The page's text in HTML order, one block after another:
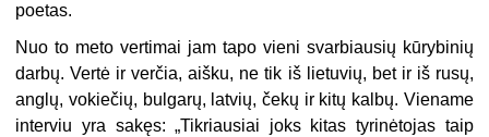
poetas.
Nuo to meto vertimai jam tapo vieni svarbiausių kūrybinių
darbų. Vertė ir verčia, aišku, ne tik iš lietuvių, bet ir iš rusų,
anglų, vokiečių, bulgarų, latvių, čekų ir kitų kalbų. Viename
interviu yra sakęs: „Tikriausiai joks kitas tyrinėtojas taip